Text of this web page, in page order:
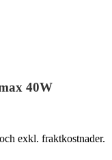
40W
exkl. fraktkostnader.